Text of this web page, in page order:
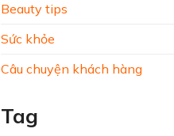
Beauty tips
Sức khỏe
Câu chuyện khách hàng
Tag